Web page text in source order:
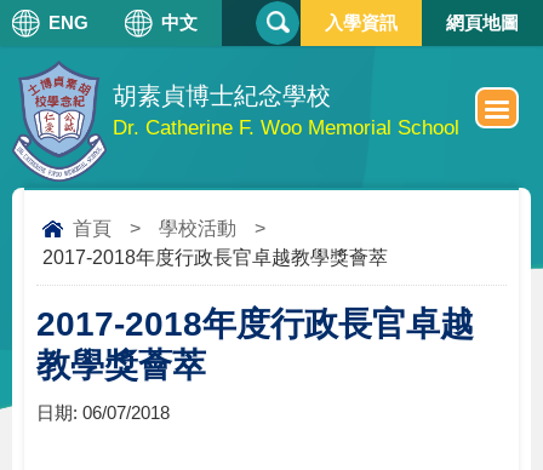
胡素貞博士紀念學校
Dr. Catherine F. Woo Memorial School
ENG 中文 搜
尋
單
入學資訊 網頁地圖
首頁 > 學校活動
>
2017-2018年度行政長官卓越教學獎薈萃
2017-2018年度行政長官卓越
教學獎薈萃
日期: 06/07/2018